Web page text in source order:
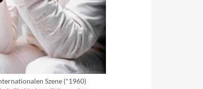
Szene (*1960)